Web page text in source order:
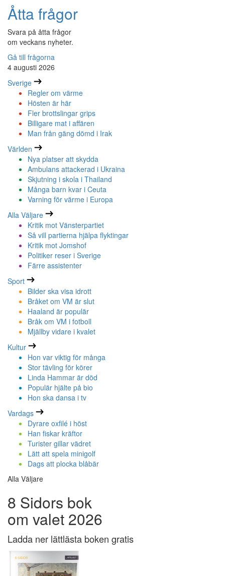
Åtta frågor
Svara på åtta frågor
om veckans nyheter.
Gå till frågorna
4 augusti 2026
Sverige
Regler om värme
Hösten är här
Fler brottslingar grips
Billigare mat i affären
Man från gäng dömd i Irak
Världen
Nya platser att skydda
Ambulans attackerad i Ukraina
Skjutning i skola i Thailand
Många barn kvar i Ceuta
Varning för värme i Europa
Alla Väljare
Kritik mot Vänsterpartiet
Så vill partierna hjälpa flyktingar
Kritik mot Jomshof
Politiker reser i Sverige
Färre assistenter
Sport
Bilder ska visa idrott
Bråket om VM är slut
Haaland är populär
Bråk om VM i fotboll
Mjällby vidare i kvalet
Kultur
Hon var viktig för många
Stor tävling för körer
Linda Hammar är död
Populär hjälte på bio
Hon ska dansa i tv
Vardags
Dyrare oxfilé i höst
Han fiskar kräftor
Turister gillar vädret
Lätt att spela minigolf
Dags att plocka blåbär
Alla Väljare
8 Sidors bok
om valet 2026
Ladda ner lättlästa boken gratis